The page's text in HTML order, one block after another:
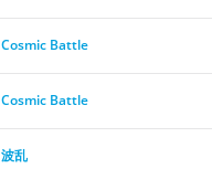
Cosmic Battle
Cosmic Battle
波乱